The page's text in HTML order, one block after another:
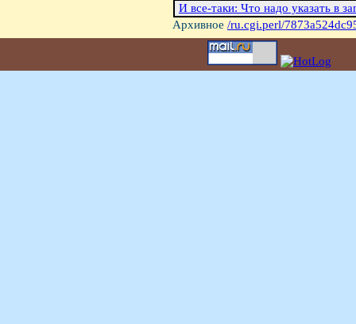
И все-таки: Что надо указать в
Архивное /ru.cgi.perl/